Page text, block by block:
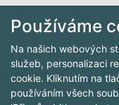
Používáme
Na našich webových
služeb, personalizaci
cookie. Kliknutím na
používáním všech